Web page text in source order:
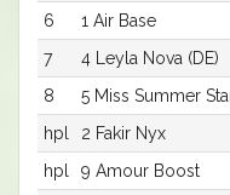
6
1 Air Base
7
4 Leyla Nova (DE)
8
5 Miss Summer
hpl
2 Fakir Nyx
hpl
9 Amour Boost